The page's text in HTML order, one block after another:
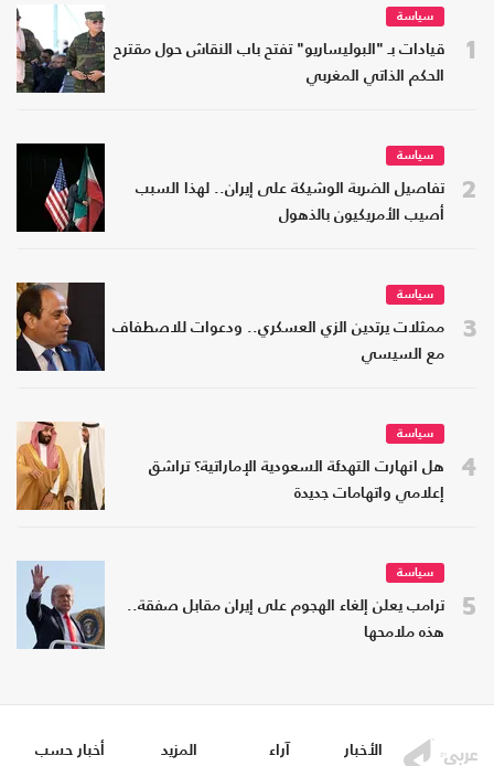
1
سياسة
قيادات بـ "البوليساريو" تفتح باب النقاش حول مقترح
الحكم الذاتي المغربي
2
سياسة
تفاصيل الضربة الوشيكة على إيران.. لهذا السبب
أصيب الأمريكيون بالذهول
3
سياسة
ممثلات يرتدين الزي العسكري.. ودعوات للاصطفاف
مع السيسي
4
سياسة
هل انهارت التهدئة السعودية الإماراتية؟ تراشق
إعلامي واتهامات جديدة
5
سياسة
ترامب يعلن إلغاء الهجوم على إيران مقابل صفقة..
هذه ملامحها
الأخبار آراء المزيد أخبار حسب